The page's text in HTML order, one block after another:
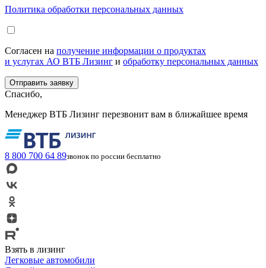
Политика обработки персональных данных
Согласен на получение информации о продуктах
и услугах АО ВТБ Лизинг и обработку персональных данных
Спасибо,
Менеджер ВТБ Лизинг перезвонит вам в ближайшее время
8 800 700 64 89звонок по россии бесплатно
Взять в лизинг
Легковые автомобили